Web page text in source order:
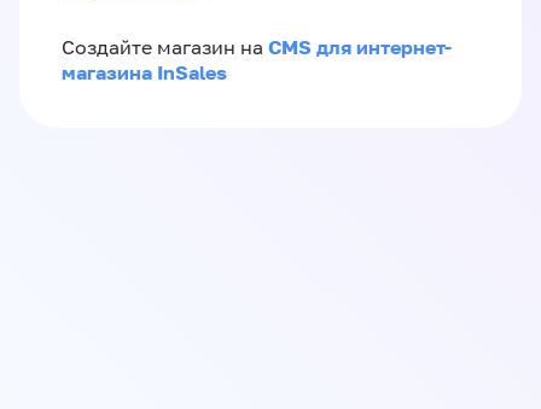
Создайте магазин на CMS для интернет-
магазина InSales